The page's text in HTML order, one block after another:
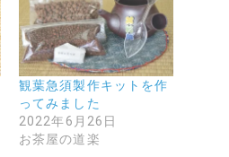
観葉急須製作キットを作
ってみました
2022年6月26日
お茶屋の道楽